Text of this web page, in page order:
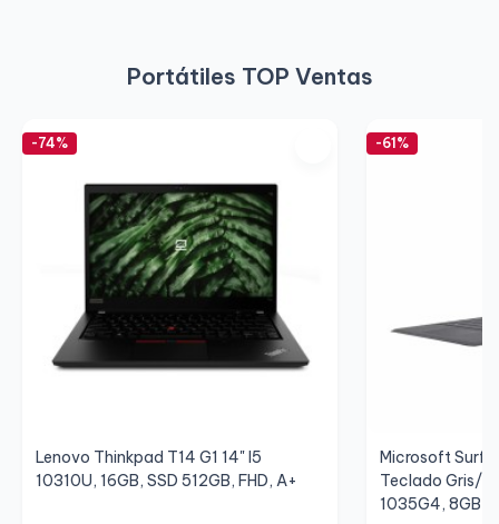
Portátiles TOP Ventas
-74%
Lenovo Thinkpad T14 G1 14" I5
10310U, 16GB, SSD 512GB, FHD, A+
-61%
Microsoft
Teclado Gris/
1035G4, 8GB,